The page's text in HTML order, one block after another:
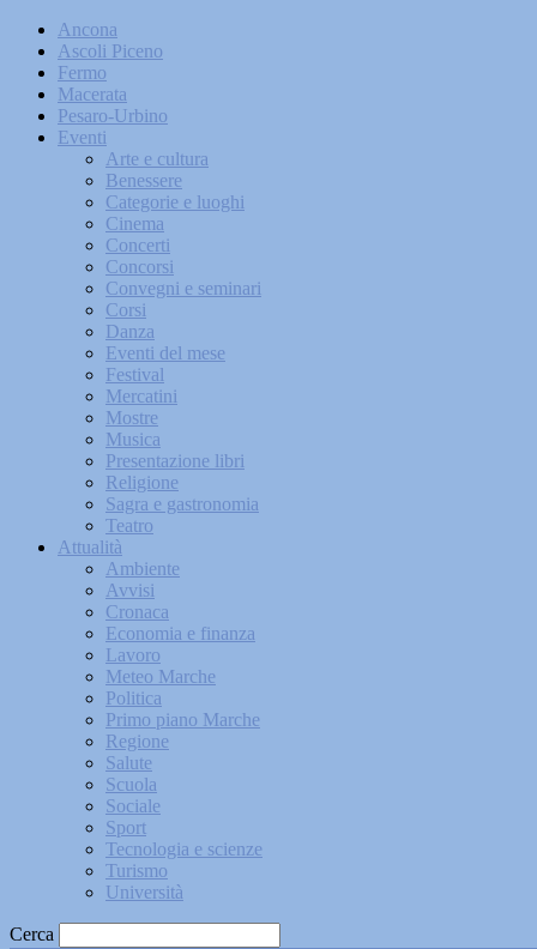
Ancona
Ascoli Piceno
Fermo
Macerata
Pesaro-Urbino
Eventi
Arte e cultura
Benessere
Categorie e luoghi
Cinema
Concerti
Concorsi
Convegni e seminari
Corsi
Danza
Eventi del mese
Festival
Mercatini
Mostre
Musica
Presentazione libri
Religione
Sagra e gastronomia
Teatro
Attualità
Ambiente
Avvisi
Cronaca
Economia e finanza
Lavoro
Meteo Marche
Politica
Primo piano Marche
Regione
Salute
Scuola
Sociale
Sport
Tecnologia e scienze
Turismo
Università
Cerca